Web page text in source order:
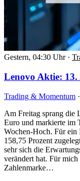
Gestern, 04:30 Uhr ·
Lenovo Aktie:
Trading & Momentum ·
Am Freitag sprang die
Euro und markierte im
Wochen-Hoch. Für ein
158,75 Prozent
sehr sich die
verändert hat. Für
Zahlenmarke…